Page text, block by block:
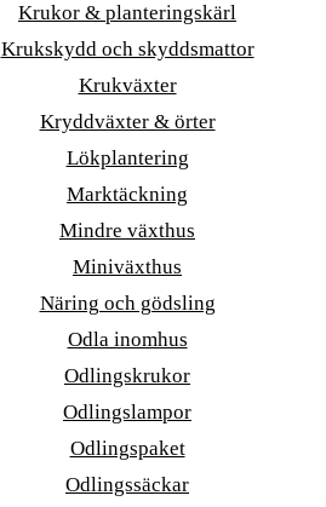
Krukor & planteringskärl
Krukskydd och skyddsmattor
Krukväxter
Kryddväxter & örter
Lökplantering
Marktäckning
Mindre växthus
Miniväxthus
Näring och gödsling
Odla inomhus
Odlingskrukor
Odlingslampor
Odlingspaket
Odlingssäckar